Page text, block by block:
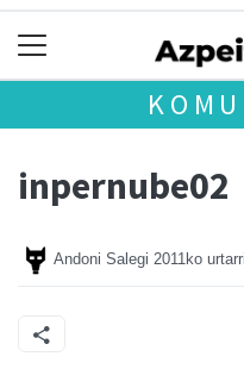
inpernube02
Andoni Salegi 2011ko